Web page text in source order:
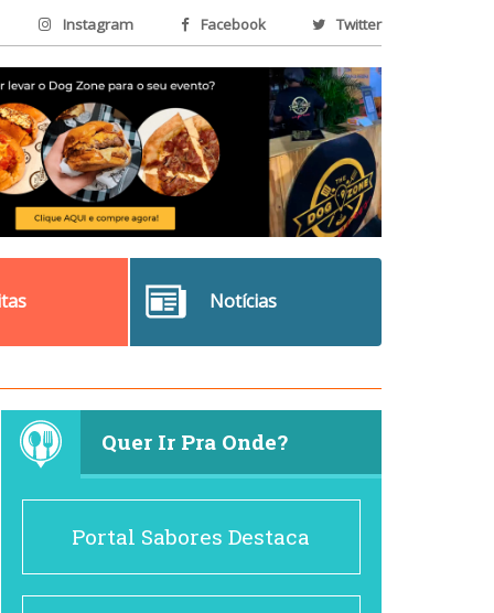
Instagram Facebook Twitter
Notícias
Quer Ir Pra Onde?
Portal Sabores Destaca